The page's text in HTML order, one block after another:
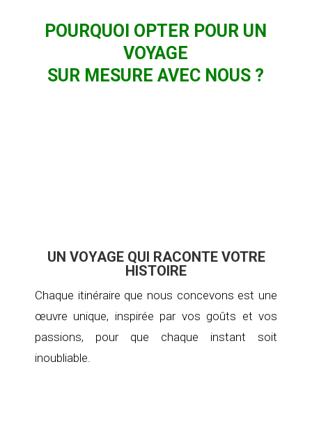
POURQUOI OPTER POUR UN
VOYAGE
SUR MESURE AVEC NOUS ?
UN VOYAGE QUI RACONTE VOTRE
HISTOIRE
Chaque itinéraire que nous concevons est une
œuvre unique, inspirée par vos goûts et vos
passions, pour que chaque instant soit
inoubliable.